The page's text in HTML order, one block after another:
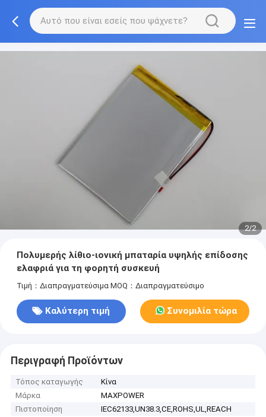
2/2
Πολυμερής λίθιο-ιονική μπαταρία υψηλής επίδοσης
ελαφριά για τη φορητή συσκευή
Τιμή：Διαπραγματεύσιμα MOQ：Διαπραγματεύσιμο
Καλύτερη τιμή Συνομιλία τώρα
Περιγραφή Προϊόντων
Τόπος καταγωγής
Κίνα
Μάρκα
MAXPOWER
Πιστοποίηση
IEC62133,UN38.3,CE,ROHS,UL,REACH